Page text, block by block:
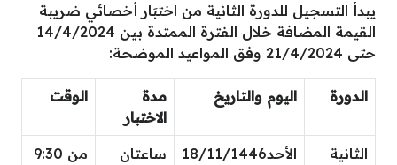
يبدأ التسجيل للدورة الثانية من اختبَار أخصائي ضريبة
القيمة المضافة خلال الفترة الممتدة بين 14/4/2024
حتى 21/4/2024 وفق المواعيد الموضحة:
الدورة اليوم والتاريخ
مدة
الاختبار
الوقت
الثانية
الأحد18/11/1446
ساعتان
من 9:30